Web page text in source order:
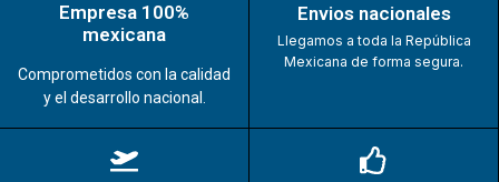
Empresa 100%
mexicana
Comprometidos con la calidad
y el desarrollo nacional.
Envios nacionales
Llegamos a toda la República
Mexicana de forma segura.